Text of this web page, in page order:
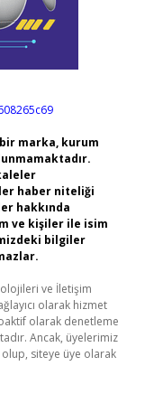
marka, kurum
haber niteliği
hakkında
ve kişiler ile isim
bilgiler
ve İletişim
olarak hizmet
olarak denetleme
Ancak, üyelerimiz
olup, siteye üye olarak